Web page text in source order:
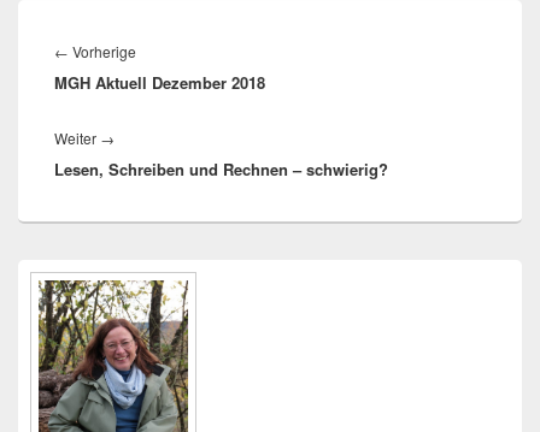
← Vorherige
Beitrag:
MGH Aktuell Dezember 2018
Weiter →
Beitrag:
Lesen, Schreiben und Rechnen – schwierig?
Primärer
Seitenleisten
Widget-
Bereich